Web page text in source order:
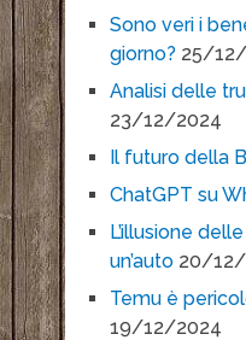
Sono veri i
giorno? 25/
Analisi delle
23/12/2024
Il futuro della
ChatGPT su
L’illusione
un’auto 20/12/
Temu è
19/12/2024